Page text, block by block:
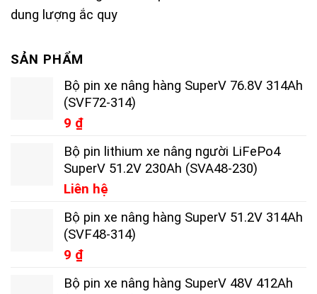
dung lượng ắc quy
SẢN PHẨM
Bộ pin xe nâng hàng SuperV 76.8V 314Ah
(SVF72-314)
9 ₫
Bộ pin lithium xe nâng người LiFePo4
SuperV 51.2V 230Ah (SVA48-230)
Liên hệ
Bộ pin xe nâng hàng SuperV 51.2V 314Ah
(SVF48-314)
9 ₫
Bộ pin xe nâng hàng SuperV 48V 412Ah